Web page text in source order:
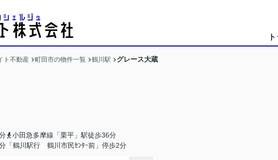
ト不動産 町田市の物件一覧 鶴川駅 グレース大蔵
小田急多摩線「栗平」駅徒歩36分
「鶴川駅行 鶴川市民ｾﾝﾀｰ前」停歩2分